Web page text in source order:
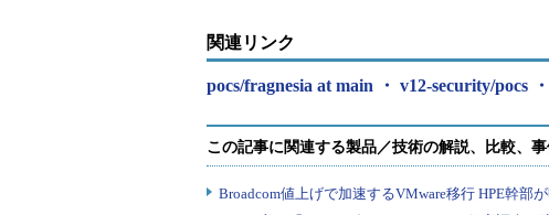
関連リンク
pocs/fragnesia at main ・ v12-security/pocs